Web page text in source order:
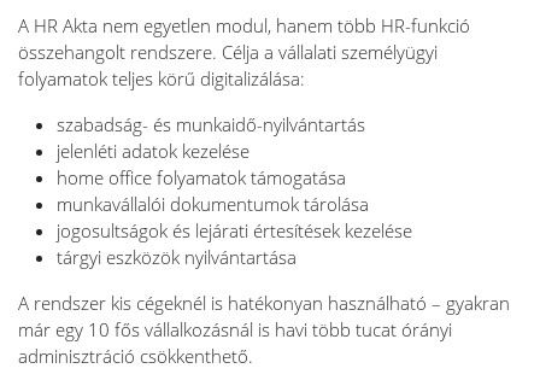
A HR Akta nem egyetlen modul, hanem több HR-funkció
összehangolt rendszere. Célja a vállalati személyügyi
folyamatok teljes körű digitalizálása:
szabadság- és munkaidő-nyilvántartás
jelenléti adatok kezelése
home office folyamatok támogatása
munkavállalói dokumentumok tárolása
jogosultságok és lejárati értesítések kezelése
tárgyi eszközök nyilvántartása
A rendszer kis cégeknél is hatékonyan használható – gyakran
már egy 10 fős vállalkozásnál is havi több tucat órányi
adminisztráció csökkenthető.